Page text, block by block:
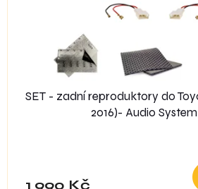
SET - zadní reproduktory do
2016)- Audio
1 990 Kč